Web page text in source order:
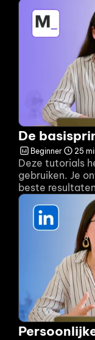
De
Beginner 25
Deze tutorials
gebruiken. Je
beste